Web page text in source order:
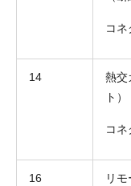
コ
14
熱交
ト
コ
16
リ